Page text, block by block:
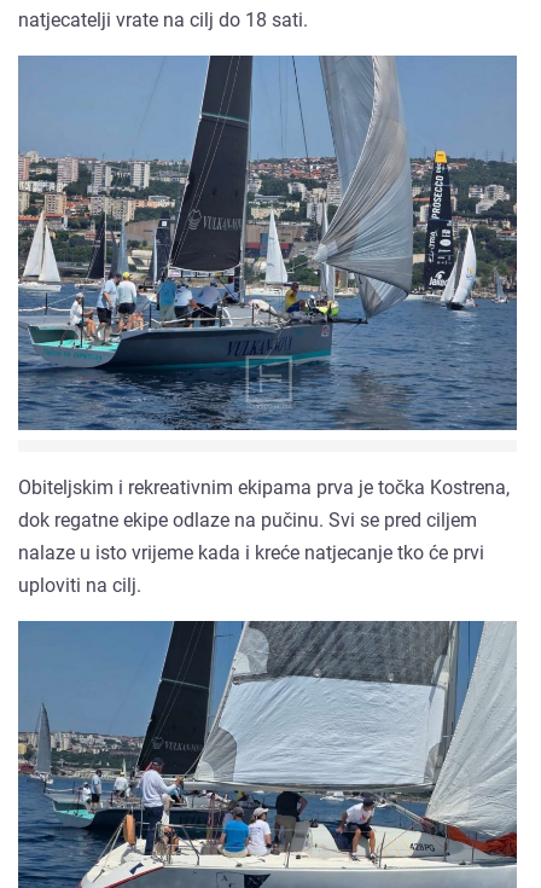
natjecatelji vrate na cilj do 18 sati.
Obiteljskim i rekreativnim ekipama prva je točka Kostrena,
dok regatne ekipe odlaze na pučinu. Svi se pred ciljem
nalaze u isto vrijeme kada i kreće natjecanje tko će prvi
uploviti na cilj.